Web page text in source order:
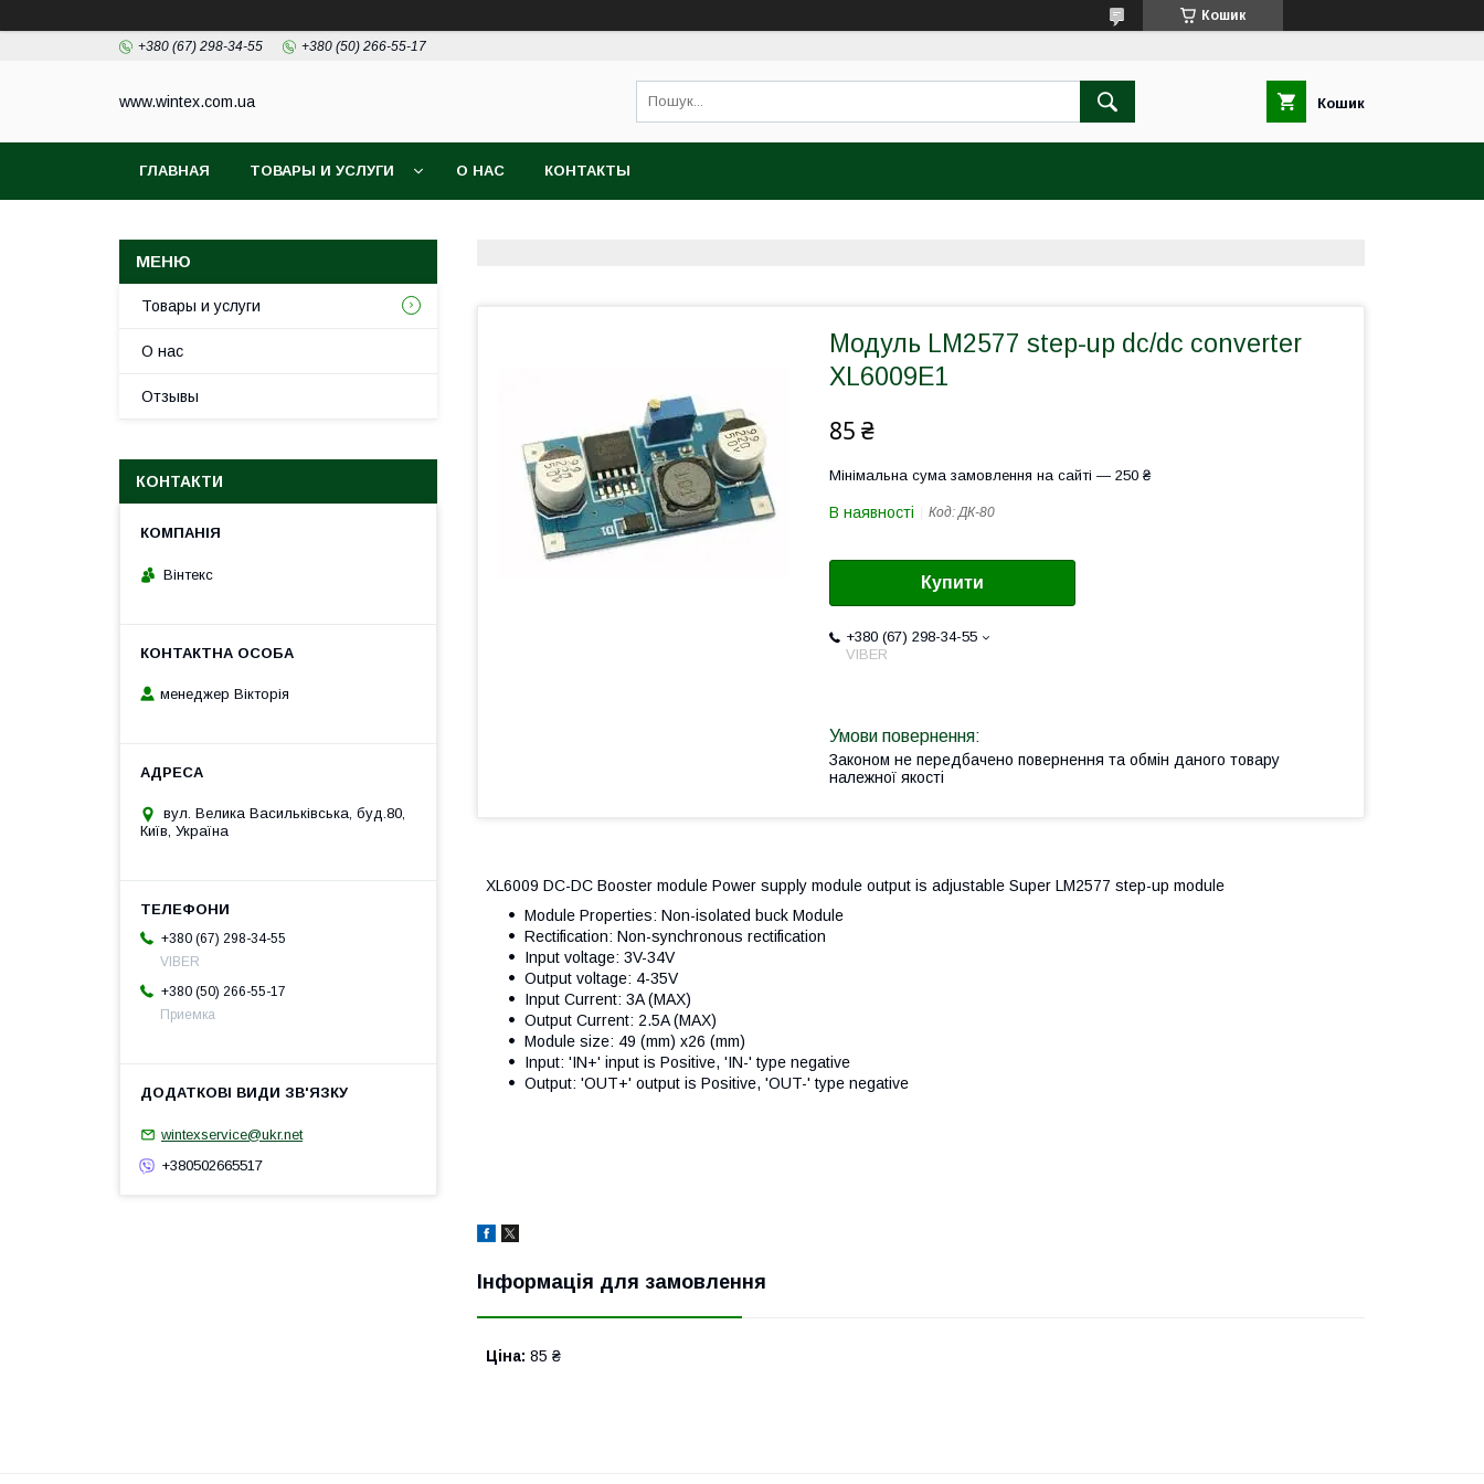
Кошик
+380 (67) 298-34-55 +380 (50) 266-55-17
www.wintex.com.ua Кошик
ГЛАВНАЯ ТОВАРЫ И УСЛУГИ О НАС КОНТАКТЫ
Модуль LM2577 step-up dc/dc converter
XL6009E1
85 ₴
Мінімальна сума замовлення на сайті — 250 ₴
В наявності Код:ДК-80
Купити
+380 (67) 298-34-55
VIBER
Законом не передбачено повернення та обмін даного товару
належної якості
XL6009 DC-DC Booster module Power supply module output is adjustable Super LM2577 step-up module
Module Properties: Non-isolated buck Module
Rectification: Non-synchronous rectification
Input voltage: 3V-34V
Output voltage: 4-35V
Input Current: 3A (MAX)
Output Current: 2.5A (MAX)
Module size: 49 (mm) x26 (mm)
Input: 'IN+' input is Positive, 'IN-' type negative
Output: 'OUT+' output is Positive, 'OUT-' type negative
Інформація для замовлення
Ціна: 85 ₴
Товары и услуги
О нас
Отзывы
КОНТАКТИ
Вінтекс
менеджер Вікторія
вул. Велика Васильківська, буд.80,
Київ, Україна
+380 (67) 298-34-55
VIBER
+380 (50) 266-55-17
Приемка
wintexservice@ukr.net
+380502665517